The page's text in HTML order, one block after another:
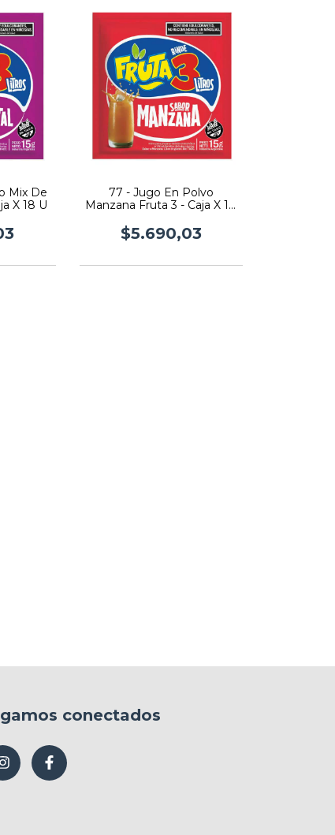
Mix De
X 18 U
77 - Jugo En Polvo
Manzana Fruta 3 - Caja X 18
$5.690,03
conectados